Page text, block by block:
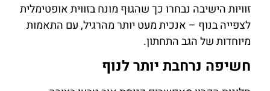
זוויות הישיבה נבחרו כך שהגוף מונח בזווית אופטימלית
לצפייה בנוף – אנכית מעט יותר מהרגיל, עם התאמות
מיוחדות של הגב התחתון.
חשיפה נרחבת יותר לנוף